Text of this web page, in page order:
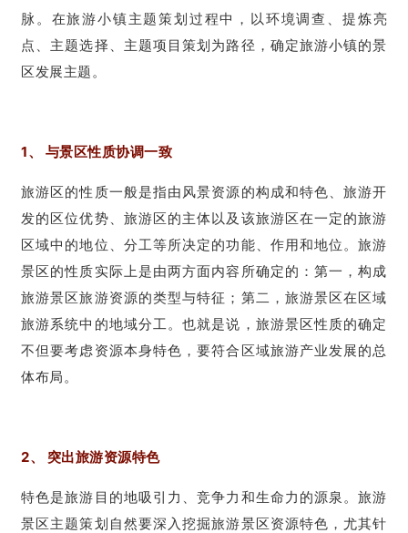
脉。在旅游小镇主题策划过程中，以环境调查、提炼亮
点、主题选择、主题项目策划为路径，确定旅游小镇的景
区发展主题。
1、 与景区性质协调一致
旅游区的性质一般是指由风景资源的构成和特色、旅游开
发的区位优势、旅游区的主体以及该旅游区在一定的旅游
区域中的地位、分工等所决定的功能、作用和地位。旅游
景区的性质实际上是由两方面内容所确定的：第一，构成
旅游景区旅游资源的类型与特征；第二，旅游景区在区域
旅游系统中的地域分工。也就是说，旅游景区性质的确定
不但要考虑资源本身特色，要符合区域旅游产业发展的总
体布局。
2、 突出旅游资源特色
特色是旅游目的地吸引力、竞争力和生命力的源泉。旅游
景区主题策划自然要深入挖掘旅游景区资源特色，尤其针